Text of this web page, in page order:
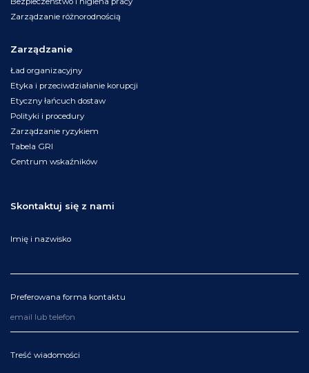
Zarządzanie różnorodnością
Zarządzanie
Ład organizacyjny
Etyka i przeciwdziałanie korupcji
Etyczny łańcuch dostaw
Polityki i procedury
Zarządzanie ryzykiem
Tabela GRI
Centrum wskaźników
Skontaktuj się z nami
Imię i nazwisko
Preferowana forma kontaktu
Treść wiadomości